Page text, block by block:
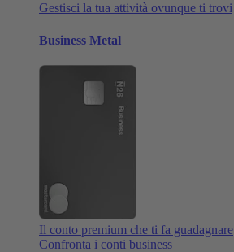
Gestisci la tua attività ovunque ti trovi
Business Metal
Il conto premium che ti fa guadagnare
Confronta i conti business